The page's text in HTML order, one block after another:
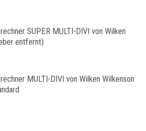
SUPER MULTI-DIVI von Wilken
entfernt)
MULTI-DIVI von Wilken Wilkenson